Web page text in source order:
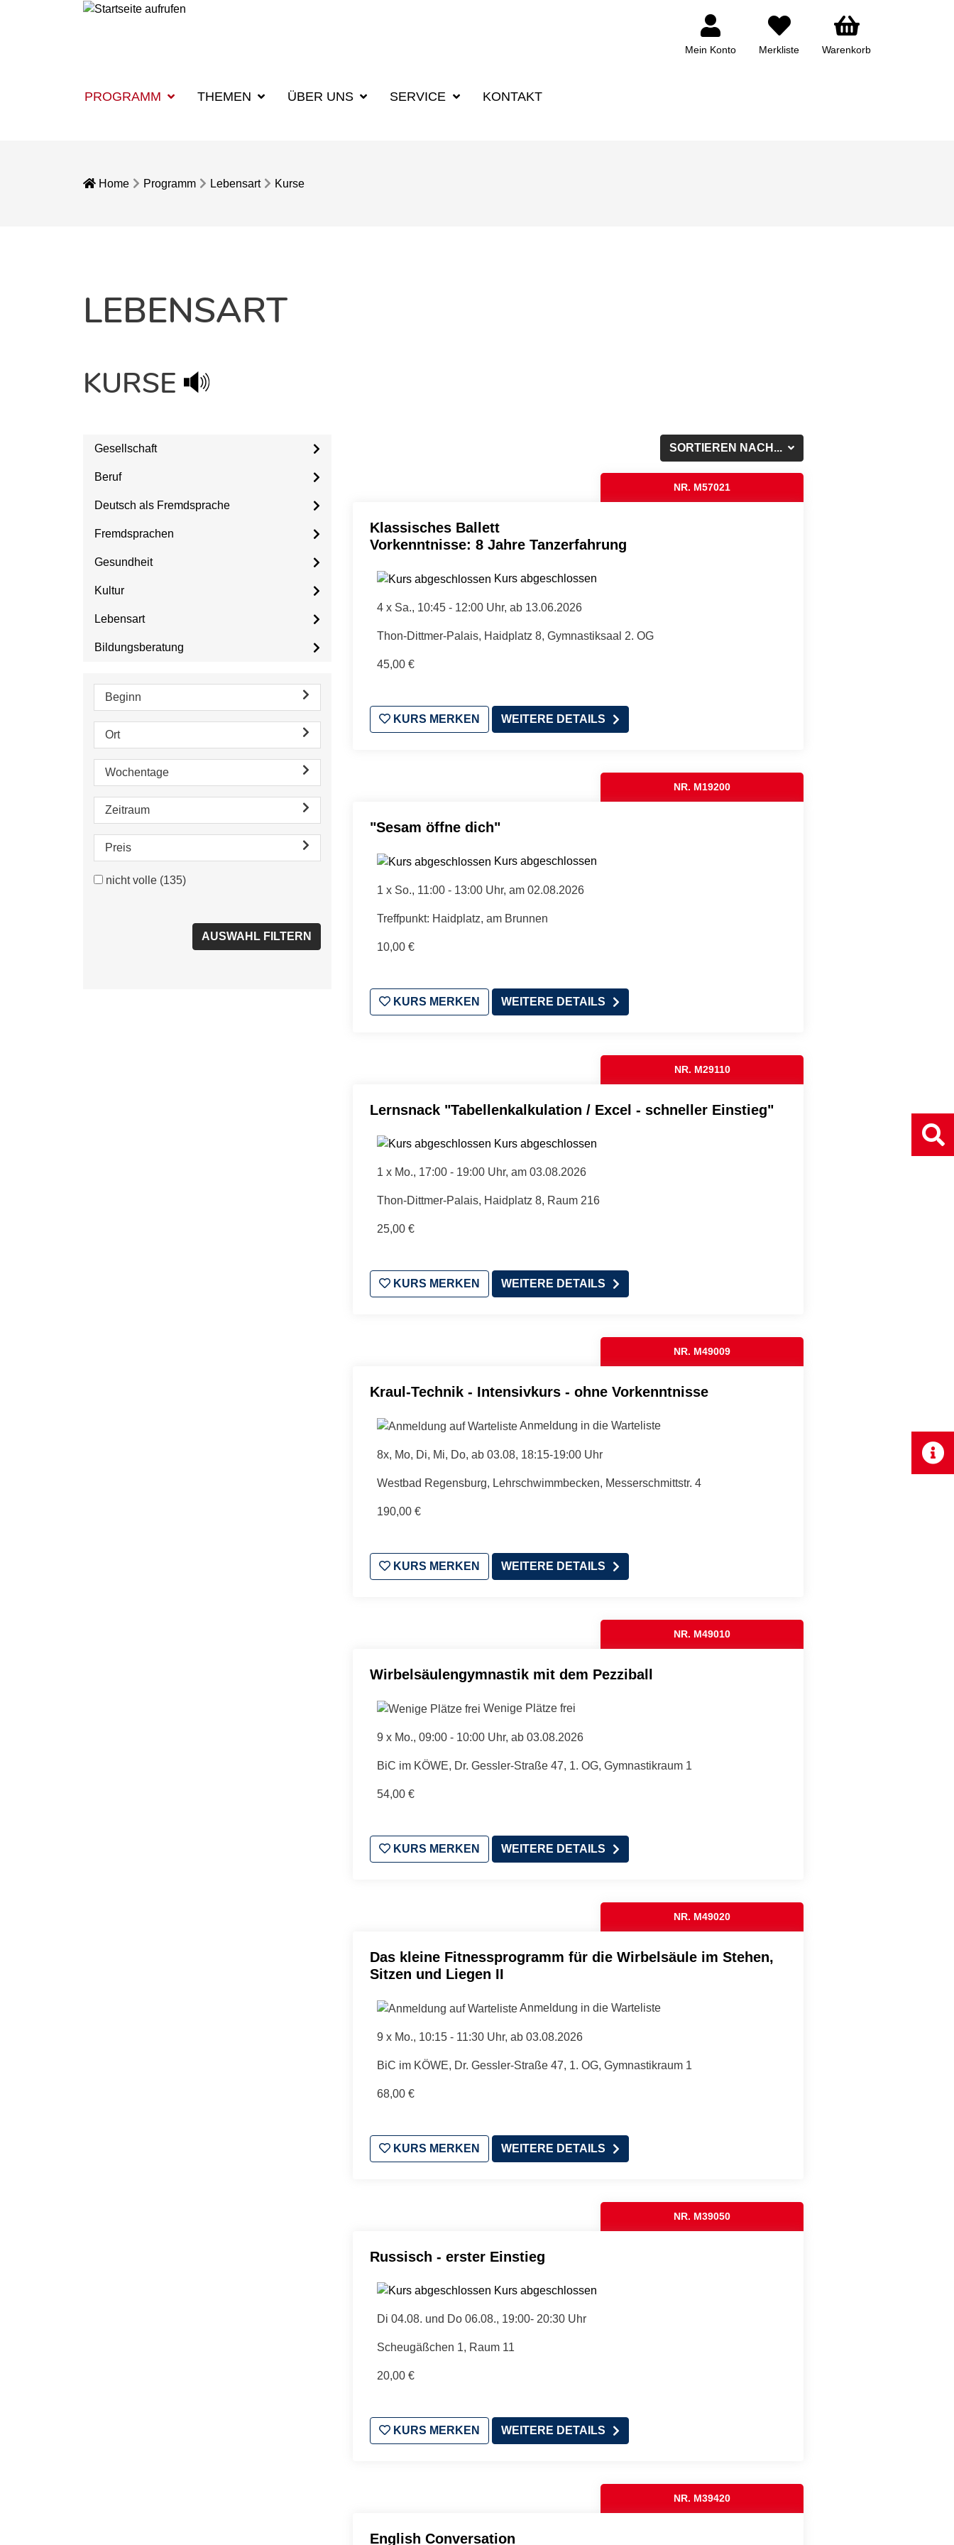
Mein Konto Merkliste Warenkorb
PROGRAMM THEMEN ÜBER UNS SERVICE KONTAKT
Home Programm Lebensart Kurse
LEBENSART
KURSE
Gesellschaft
Beruf
Deutsch als Fremdsprache
Fremdsprachen
Gesundheit
Kultur
Lebensart
Bildungsberatung
Beginn
Ort
Wochentage
Zeitraum
Preis
nicht volle (135)
SORTIEREN NACH...
NR. M57021
Klassisches Ballett
Vorkenntnisse: 8 Jahre Tanzerfahrung
Kurs abgeschlossen
4 x Sa., 10:45 - 12:00 Uhr, ab 13.06.2026
Thon-Dittmer-Palais, Haidplatz 8, Gymnastiksaal 2. OG
45,00 €
KURS MERKEN WEITERE DETAILS
NR. M19200
"Sesam öffne dich"
Kurs abgeschlossen
1 x So., 11:00 - 13:00 Uhr, am 02.08.2026
Treffpunkt: Haidplatz, am Brunnen
10,00 €
KURS MERKEN WEITERE DETAILS
NR. M29110
Lernsnack "Tabellenkalkulation / Excel - schneller Einstieg"
Kurs abgeschlossen
1 x Mo., 17:00 - 19:00 Uhr, am 03.08.2026
Thon-Dittmer-Palais, Haidplatz 8, Raum 216
25,00 €
KURS MERKEN WEITERE DETAILS
NR. M49009
Kraul-Technik - Intensivkurs - ohne Vorkenntnisse
Anmeldung in die Warteliste
8x, Mo, Di, Mi, Do, ab 03.08, 18:15-19:00 Uhr
Westbad Regensburg, Lehrschwimmbecken, Messerschmittstr. 4
190,00 €
KURS MERKEN WEITERE DETAILS
NR. M49010
Wirbelsäulengymnastik mit dem Pezziball
Wenige Plätze frei
9 x Mo., 09:00 - 10:00 Uhr, ab 03.08.2026
BiC im KÖWE, Dr. Gessler-Straße 47, 1. OG, Gymnastikraum 1
54,00 €
KURS MERKEN WEITERE DETAILS
NR. M49020
Das kleine Fitnessprogramm für die Wirbelsäule im Stehen,
Sitzen und Liegen II
Anmeldung in die Warteliste
9 x Mo., 10:15 - 11:30 Uhr, ab 03.08.2026
BiC im KÖWE, Dr. Gessler-Straße 47, 1. OG, Gymnastikraum 1
68,00 €
KURS MERKEN WEITERE DETAILS
NR. M39050
Russisch - erster Einstieg
Kurs abgeschlossen
Di 04.08. und Do 06.08., 19:00- 20:30 Uhr
Scheugäßchen 1, Raum 11
20,00 €
KURS MERKEN WEITERE DETAILS
NR. M39420
English Conversation